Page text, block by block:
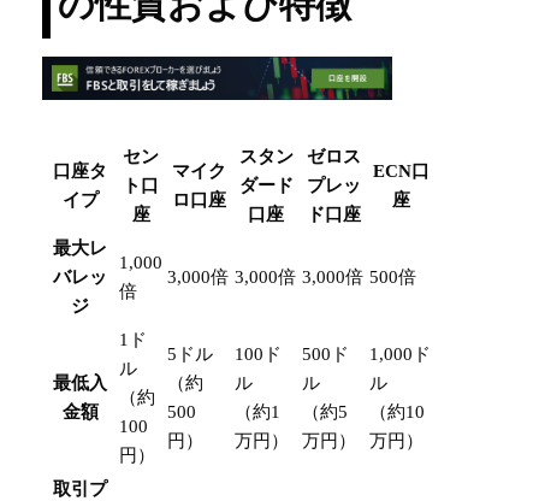
口座タ
イプ
セン
ト口
座
マイク
ロ口座
スタン
ダード
口座
ゼロス
プレッ
ド口座
ECN口
座
最大レ
バレッ
ジ
1,000
倍
3,000倍 3,000倍 3,000倍 500倍
最低入
金額
1ド
ル
（約
100
円）
5ドル
（約
500
円）
100ド
ル
（約1
万円）
500ド
ル
（約5
万円）
1,000ド
ル
（約10
万円）
取引プ